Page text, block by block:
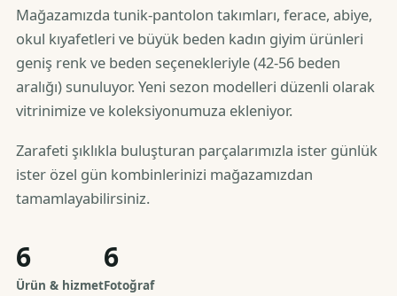
Mağazamızda tunik-pantolon takımları, ferace, abiye,
okul kıyafetleri ve büyük beden kadın giyim ürünleri
geniş renk ve beden seçenekleriyle (42-56 beden
aralığı) sunuluyor. Yeni sezon modelleri düzenli olarak
vitrinimize ve koleksiyonumuza ekleniyor.
Zarafeti şıklıkla buluşturan parçalarımızla ister günlük
ister özel gün kombinlerinizi mağazamızdan
tamamlayabilirsiniz.
6
Ürün & hizmet
6
Fotoğraf